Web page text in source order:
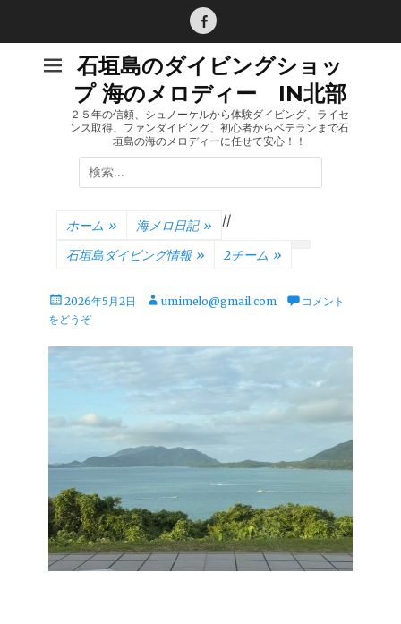
Facebook
石垣島のダイビングショッ
プ 海のメロディー IN北部
２５年の信頼、シュノーケルから体験ダイビング、ライセ
ンス取得、ファンダイビング、初心者からベテランまで石
垣島の海のメロディーに任せて安心！！
検
索:
ホーム » 海メロ日記 » /
石垣島ダイビング情報 »
/
2チーム »
投
稿
2026年5月2日
投 umimelo@gmail.com
コメント
をどうぞ